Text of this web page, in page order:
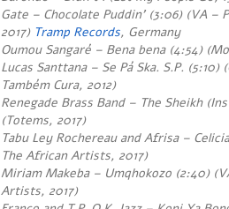
Gate – Chocolate Puddin’ (3:06) (VA –
2017) Tramp Records, Germany
Oumou Sangaré – Bena bena (4:54)
Lucas Santtana – Se Pá Ska. S.P. (5:10)
Também Cura, 2012)
Renegade Brass Band – The Sheikh
(Totems, 2017)
Tabu Ley Rochereau and Afrisa –
The African Artists, 2017)
Miriam Makeba – Umqhokozo (2:40)
Artists, 2017)